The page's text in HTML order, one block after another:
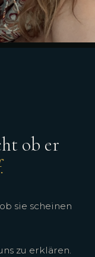
ob er
sie scheinen
zu erklären.